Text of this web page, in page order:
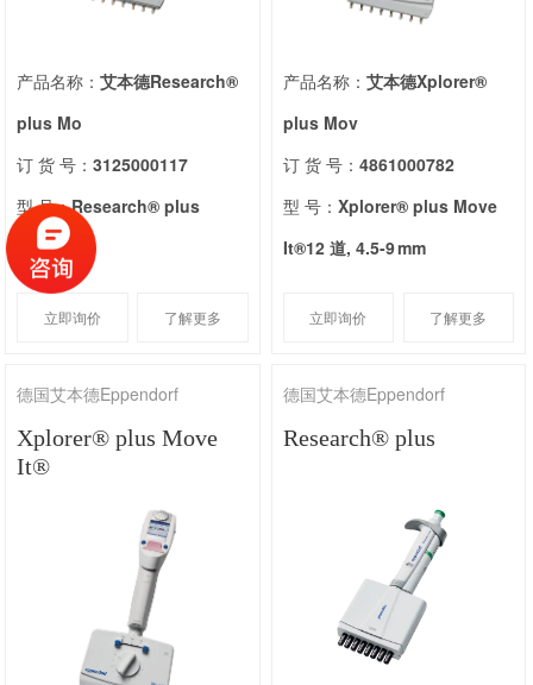
产品名称：艾本德Research®
plus Mo
订 货 号：3125000117
型 号：Research® plus
Move It
立即询价 了解更多
产品名称： 艾本德Xplorer®
plus Mov
订 货 号： 4861000782
型 号： Xplorer® plus Move
It®12 道, 4.5-9 mm
立即询价 了解更多
德国艾本德Eppendorf
Xplorer® plus Move
It®
德国艾本德Eppendorf
Research® plus